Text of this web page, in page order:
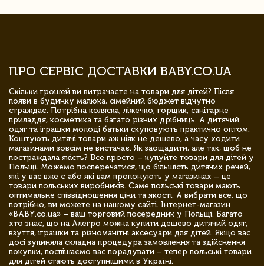
ПРО СЕРВІС ДОСТАВКИ BABY.CO.UA
Скільки грошей ви витрачаєте на товари для дітей? Після
появи в будинку малюка, сімейний бюджет відчутно
страждає. Потрібна коляска, ліжечко, горщик, санітарне
приладдя, косметика та багато різних дрібниць. А дитячий
одяг та іграшки молоді батьки скуповують практично оптом.
Коштують дитячі товари аж ніяк не дешево, а часу ходити
магазинами зовсім не вистачає. Як заощадити, але так, щоб не
постраждала якість? Все просто – купуйте товари для дітей у
Польщі. Можемо посперечатися, що більшість дитячих речей,
які у вас вже є або які вам пропонують у магазинах – це
товари польських виробників. Саме польські товари мають
оптимальне співвідношення ціни та якості. А вибрати все, що
потрібно, ви можете на нашому сайті. Інтернет-магазин
«BABY.co.ua» – ваш торговий посередник у Польщі. Багато
хто знає, що на Алегро можна купити дешево дитячий одяг,
взуття, іграшки та різноманітні аксесуари для дітей. Якщо вас
досі зупиняла складна процедура замовлення та здійснення
покупки, поспішаємо вас порадувати – тепер польські товари
для дітей стають доступнішими в Україні.